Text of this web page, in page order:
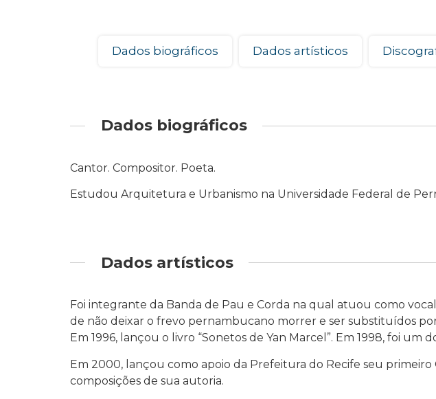
Dados biográficos Dados artísticos
Dados biográficos
Cantor. Compositor. Poeta.
Estudou Arquitetura e Urbanismo na Universidade Federal de
Dados artísticos
Foi integrante da Banda de Pau e Corda na qual atuou como
de não deixar o frevo pernambucano morrer e ser substituídos
Em 1996, lançou o livro “Sonetos de Yan Marcel”. Em 1998, foi
Em 2000, lançou como apoio da Prefeitura do Recife seu
composições de sua autoria.